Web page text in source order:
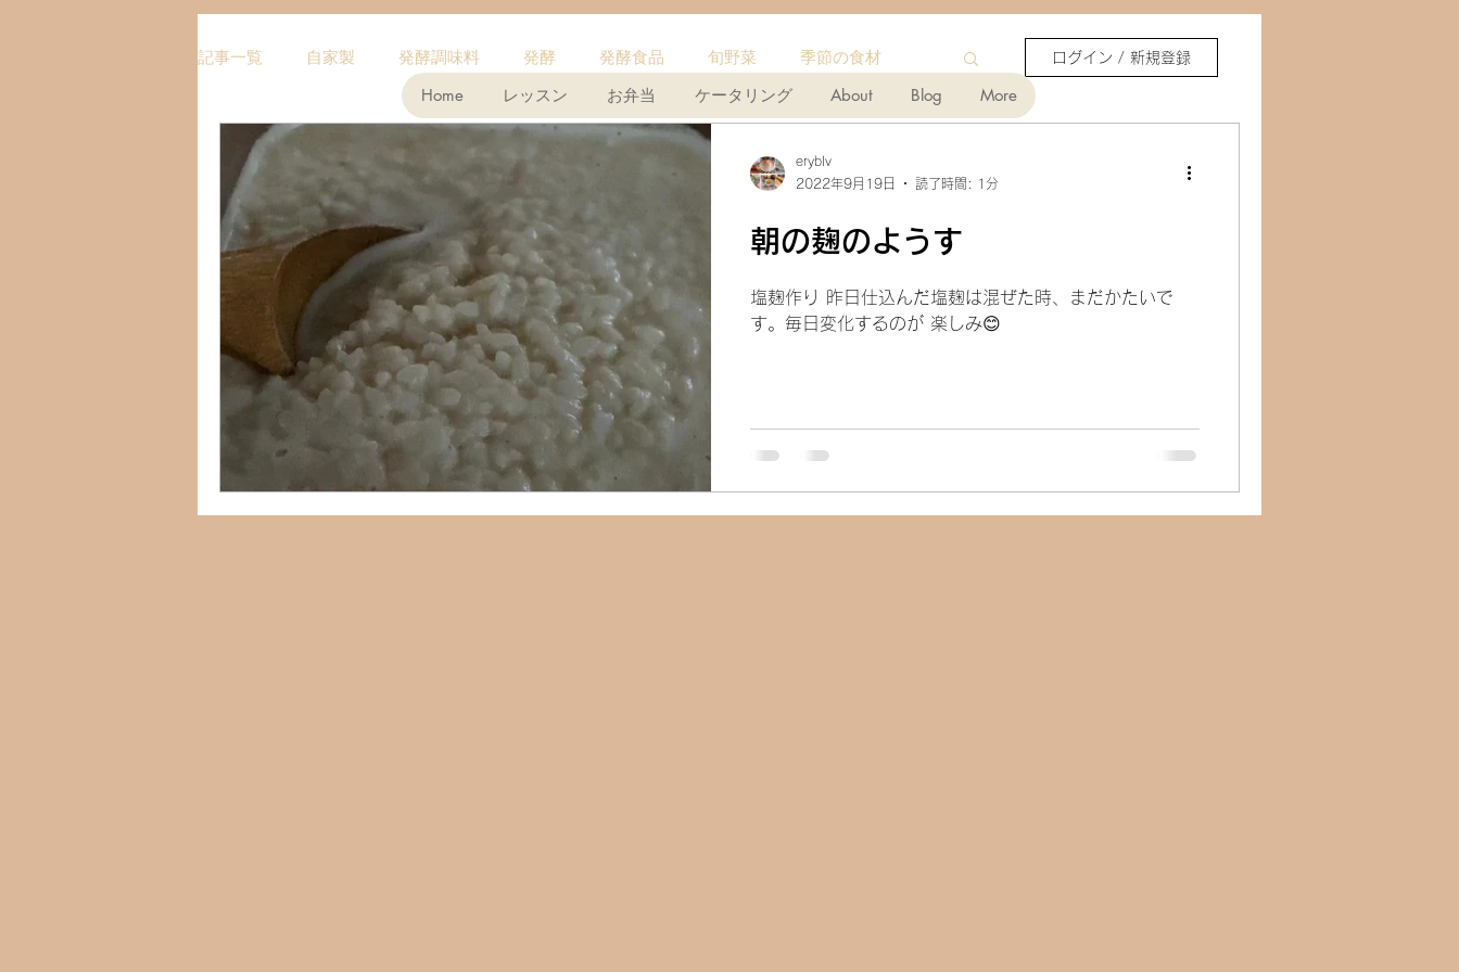
記事一覧 自家製 発酵調味料 発酵 発酵食品 旬野菜 季節の食材
ハーブ フランスパン
チョコタルト ドレッシング オムレツ クッキー オートミール
簡単・時短 酵素 メイン料理 グラノーラ レバー ナッツ
ドライフルーツ 玄米 ピクルス ザワークラウト
ログイン / 新規登録
朝の麹のようす
塩麹作り 昨日仕込んだ塩麹は混ぜた時、まだかたいで
す。毎日変化するのが 楽しみ😊
eryblv
2022年9月19日
読了時間: 1分
Home レッスン お弁当 ケータリング About Blog More